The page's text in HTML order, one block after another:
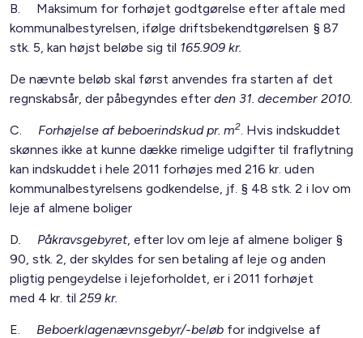
B. Maksimum for forhøjet godtgørelse efter aftale med
kommunalbestyrelsen, ifølge driftsbekendtgørelsen § 87
stk. 5, kan højst beløbe sig til 165.909 kr.
De nævnte beløb skal først anvendes fra starten af det
regnskabsår, der påbegyndes efterden 31. december 2010.
C. Forhøjelse af beboerindskud pr. m2. Hvis indskuddet
skønnes ikke at kunne dække rimelige udgifter til fraflytning
kan indskuddet i hele 2011 forhøjes med 216 kr. uden
kommunalbestyrelsens godkendelse, jf. § 48 stk. 2 i lov om
leje af almene boliger
D. Påkravsgebyret, efter lov om leje af almene boliger §
90, stk. 2, der skyldes for sen betaling af leje og anden
pligtig pengeydelse i lejeforholdet, er i 2011 forhøjet
med 4 kr. til259 kr.
E. Beboerklagenævnsgebyr/-beløb for indgivelse af